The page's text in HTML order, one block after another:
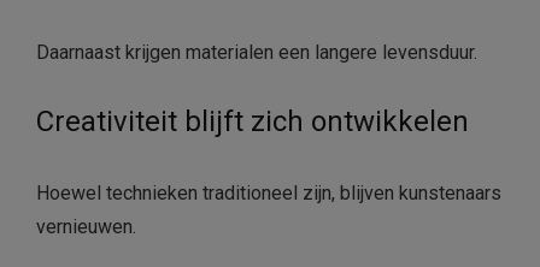
Daarnaast krijgen materialen een langere levensduur.
Creativiteit blijft zich ontwikkelen
Hoewel technieken traditioneel zijn, blijven kunstenaars
vernieuwen.